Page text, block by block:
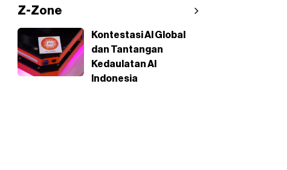
Z-Zone
Kontestasi AI Global
dan Tantangan
Kedaulatan AI
Indonesia